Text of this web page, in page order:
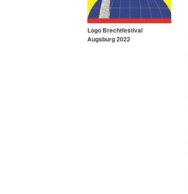
Logo Brechtfestival
Augsburg 2022